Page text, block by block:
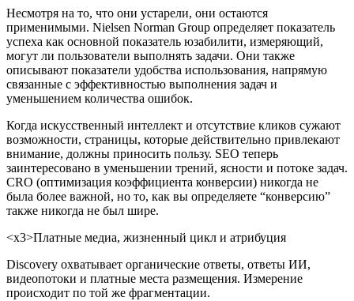
Несмотря на то, что они устарели, они остаются
применимыми. Nielsen Norman Group определяет показатель
успеха как основной показатель юзабилити, измеряющий,
могут ли пользователи выполнять задачи. Они также
описывают показатели удобства использования, напрямую
связанные с эффективностью выполнения задач и
уменьшением количества ошибок.
Когда искусственный интеллект и отсутствие кликов сужают
возможности, страницы, которые действительно привлекают
внимание, должны приносить пользу. SEO теперь
заинтересовано в уменьшении трений, ясности и потоке задач.
CRO (оптимизация коэффициента конверсии) никогда не
была более важной, но то, как вы определяете “конверсию”
также никогда не был шире.
<х3>Платные медиа, жизненный цикл и атрибуция
Discovery охватывает органические ответы, ответы ИИ,
видеопотоки и платные места размещения. Измерение
происходит по той же фрагментации.